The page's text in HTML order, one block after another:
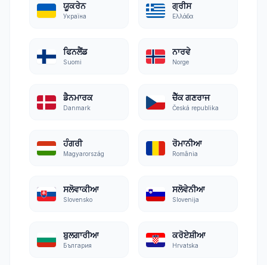
ਯੂਕਰੇਨ
Україна
ਗ੍ਰੀਸ
Ελλάδα
ਫਿਨਲੈਂਡ
Suomi
ਨਾਰਵੇ
Norge
ਡੈਨਮਾਰਕ
Danmark
ਚੈੱਕ ਗਣਰਾਜ
Česká republika
ਹੰਗਰੀ
Magyarország
ਰੋਮਾਨੀਆ
România
ਸਲੋਵਾਕੀਆ
Slovensko
ਸਲੋਵੇਨੀਆ
Slovenija
ਬੁਲਗਾਰੀਆ
България
ਕਰੋਏਸ਼ੀਆ
Hrvatska